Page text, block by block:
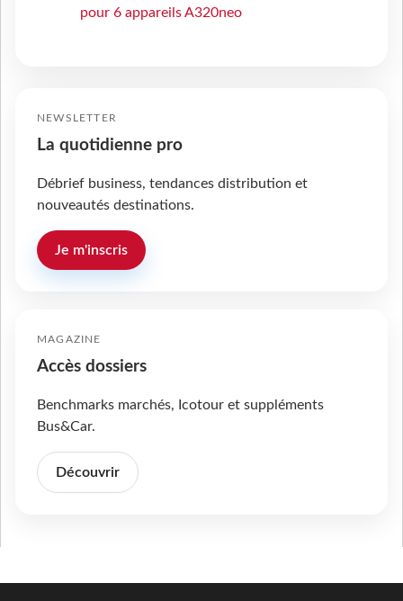
pour 6 appareils A320neo
NEWSLETTER
La quotidienne pro
Débrief business, tendances distribution et
nouveautés destinations.
Je m'inscris
MAGAZINE
Accès dossiers
Benchmarks marchés, Icotour et suppléments
Bus&Car.
Découvrir